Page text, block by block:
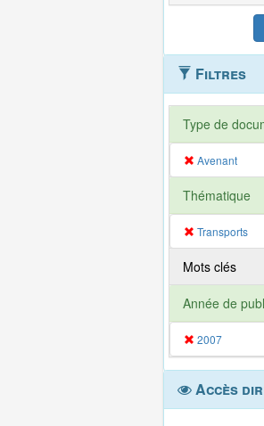
Filtres
Type de
Avenant
Thématique
Transports
Mots clés
Année de
2007
Accès